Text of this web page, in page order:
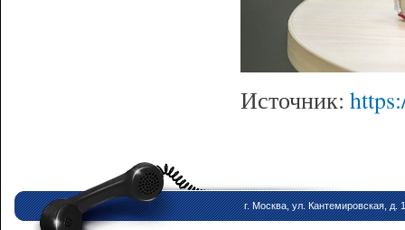
Источник:
г. Москва, ул. Кантемировская, д.